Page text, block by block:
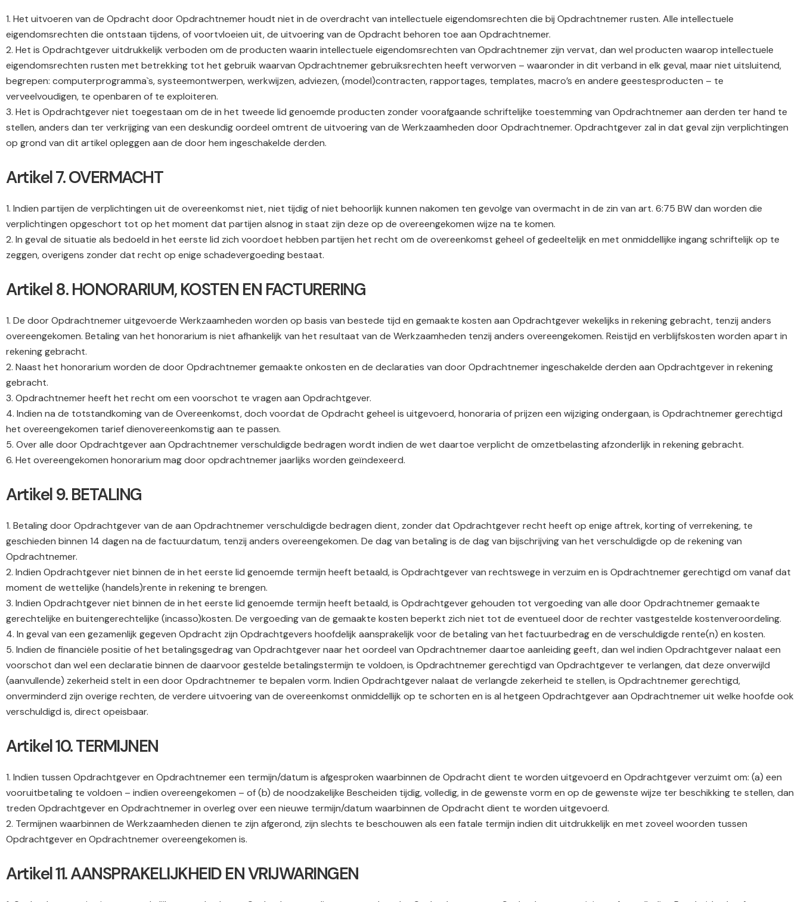
1. Het uitvoeren van de Opdracht door Opdrachtnemer houdt niet in de overdracht van intellectuele eigendomsrechten die bij Opdrachtnemer rusten. Alle intellectuele
eigendomsrechten die ontstaan tijdens, of voortvloeien uit, de uitvoering van de Opdracht behoren toe aan Opdrachtnemer.
2. Het is Opdrachtgever uitdrukkelijk verboden om de producten waarin intellectuele eigendomsrechten van Opdrachtnemer zijn vervat, dan wel producten waarop intellectuele
eigendomsrechten rusten met betrekking tot het gebruik waarvan Opdrachtnemer gebruiksrechten heeft verworven – waaronder in dit verband in elk geval, maar niet uitsluitend,
begrepen: computerprogramma`s, systeemontwerpen, werkwijzen, adviezen, (model)contracten, rapportages, templates, macro’s en andere geestesproducten – te
verveelvoudigen, te openbaren of te exploiteren.
3. Het is Opdrachtgever niet toegestaan om de in het tweede lid genoemde producten zonder voorafgaande schriftelijke toestemming van Opdrachtnemer aan derden ter hand te
stellen, anders dan ter verkrijging van een deskundig oordeel omtrent de uitvoering van de Werkzaamheden door Opdrachtnemer. Opdrachtgever zal in dat geval zijn verplichtingen
op grond van dit artikel opleggen aan de door hem ingeschakelde derden.
Artikel 7. OVERMACHT
1. Indien partijen de verplichtingen uit de overeenkomst niet, niet tijdig of niet behoorlijk kunnen nakomen ten gevolge van overmacht in de zin van art. 6:75 BW dan worden die
verplichtingen opgeschort tot op het moment dat partijen alsnog in staat zijn deze op de overeengekomen wijze na te komen.
2. In geval de situatie als bedoeld in het eerste lid zich voordoet hebben partijen het recht om de overeenkomst geheel of gedeeltelijk en met onmiddellijke ingang schriftelijk op te
zeggen, overigens zonder dat recht op enige schadevergoeding bestaat.
Artikel 8. HONORARIUM, KOSTEN EN FACTURERING
1. De door Opdrachtnemer uitgevoerde Werkzaamheden worden op basis van bestede tijd en gemaakte kosten aan Opdrachtgever wekelijks in rekening gebracht, tenzij anders
overeengekomen. Betaling van het honorarium is niet afhankelijk van het resultaat van de Werkzaamheden tenzij anders overeengekomen. Reistijd en verblijfskosten worden apart in
rekening gebracht.
2. Naast het honorarium worden de door Opdrachtnemer gemaakte onkosten en de declaraties van door Opdrachtnemer ingeschakelde derden aan Opdrachtgever in rekening
gebracht.
3. Opdrachtnemer heeft het recht om een voorschot te vragen aan Opdrachtgever.
4. Indien na de totstandkoming van de Overeenkomst, doch voordat de Opdracht geheel is uitgevoerd, honoraria of prijzen een wijziging ondergaan, is Opdrachtnemer gerechtigd
het overeengekomen tarief dienovereenkomstig aan te passen.
5. Over alle door Opdrachtgever aan Opdrachtnemer verschuldigde bedragen wordt indien de wet daartoe verplicht de omzetbelasting afzonderlijk in rekening gebracht.
6. Het overeengekomen honorarium mag door opdrachtnemer jaarlijks worden geïndexeerd.
Artikel 9. BETALING
1. Betaling door Opdrachtgever van de aan Opdrachtnemer verschuldigde bedragen dient, zonder dat Opdrachtgever recht heeft op enige aftrek, korting of verrekening, te
geschieden binnen 14 dagen na de factuurdatum, tenzij anders overeengekomen. De dag van betaling is de dag van bijschrijving van het verschuldigde op de rekening van
Opdrachtnemer.
2. Indien Opdrachtgever niet binnen de in het eerste lid genoemde termijn heeft betaald, is Opdrachtgever van rechtswege in verzuim en is Opdrachtnemer gerechtigd om vanaf dat
moment de wettelijke (handels)rente in rekening te brengen.
3. Indien Opdrachtgever niet binnen de in het eerste lid genoemde termijn heeft betaald, is Opdrachtgever gehouden tot vergoeding van alle door Opdrachtnemer gemaakte
gerechtelijke en buitengerechtelijke (incasso)kosten. De vergoeding van de gemaakte kosten beperkt zich niet tot de eventueel door de rechter vastgestelde kostenveroordeling.
4. In geval van een gezamenlijk gegeven Opdracht zijn Opdrachtgevers hoofdelijk aansprakelijk voor de betaling van het factuurbedrag en de verschuldigde rente(n) en kosten.
5. Indien de financiële positie of het betalingsgedrag van Opdrachtgever naar het oordeel van Opdrachtnemer daartoe aanleiding geeft, dan wel indien Opdrachtgever nalaat een
voorschot dan wel een declaratie binnen de daarvoor gestelde betalingstermijn te voldoen, is Opdrachtnemer gerechtigd van Opdrachtgever te verlangen, dat deze onverwijld
(aanvullende) zekerheid stelt in een door Opdrachtnemer te bepalen vorm. Indien Opdrachtgever nalaat de verlangde zekerheid te stellen, is Opdrachtnemer gerechtigd,
onverminderd zijn overige rechten, de verdere uitvoering van de overeenkomst onmiddellijk op te schorten en is al hetgeen Opdrachtgever aan Opdrachtnemer uit welke hoofde ook
verschuldigd is, direct opeisbaar.
Artikel 10. TERMIJNEN
1. Indien tussen Opdrachtgever en Opdrachtnemer een termijn/datum is afgesproken waarbinnen de Opdracht dient te worden uitgevoerd en Opdrachtgever verzuimt om: (a) een
vooruitbetaling te voldoen – indien overeengekomen – of (b) de noodzakelijke Bescheiden tijdig, volledig, in de gewenste vorm en op de gewenste wijze ter beschikking te stellen, dan
treden Opdrachtgever en Opdrachtnemer in overleg over een nieuwe termijn/datum waarbinnen de Opdracht dient te worden uitgevoerd.
2. Termijnen waarbinnen de Werkzaamheden dienen te zijn afgerond, zijn slechts te beschouwen als een fatale termijn indien dit uitdrukkelijk en met zoveel woorden tussen
Opdrachtgever en Opdrachtnemer overeengekomen is.
Artikel 11. AANSPRAKELIJKHEID EN VRIJWARINGEN